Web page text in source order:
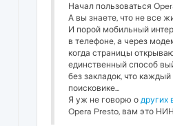
Начал пользоваться
А вы знаете, что не все
И порой мобильный
в телефоне, а через
когда страницы
единственный способ
без закладок, что каждый
поисковике...
Я уж не говорю о других
Opera Presto, вам это